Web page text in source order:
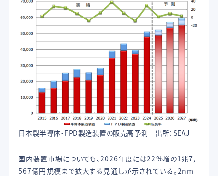
日本製半導体・FPD製造装置の販売高予測 出所：SEAJ
国内装置市場についても、2026年度には22%増の1兆7,
567億円規模まで拡大する見通しが示されている。2nm